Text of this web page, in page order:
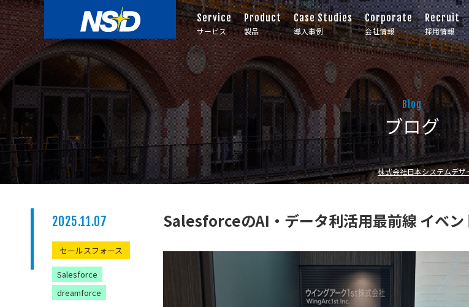
Service
サービス
Product
製品
Case Studies
導入事例
Corporate
会社情報
Recruit
採用情報
Blog
ブログ
株式会社日本システムデザ
2025.11.07
セールスフォース
Salesforce
dreamforce
SalesforceのAI・データ利活用最前線 イベン